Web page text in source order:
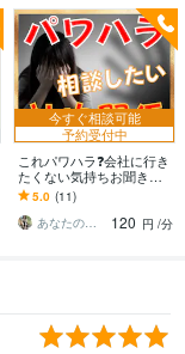
今すぐ相談可能
予約受付中
これパワハラ❓会社に行き
たくない気持ちお聞きし
ます 会社の人間関係⭐上
司対応ストレス休職経験
のある私が聞きます
5.0 (11)
あなたのサポーター⭐えみ
120 円 /分